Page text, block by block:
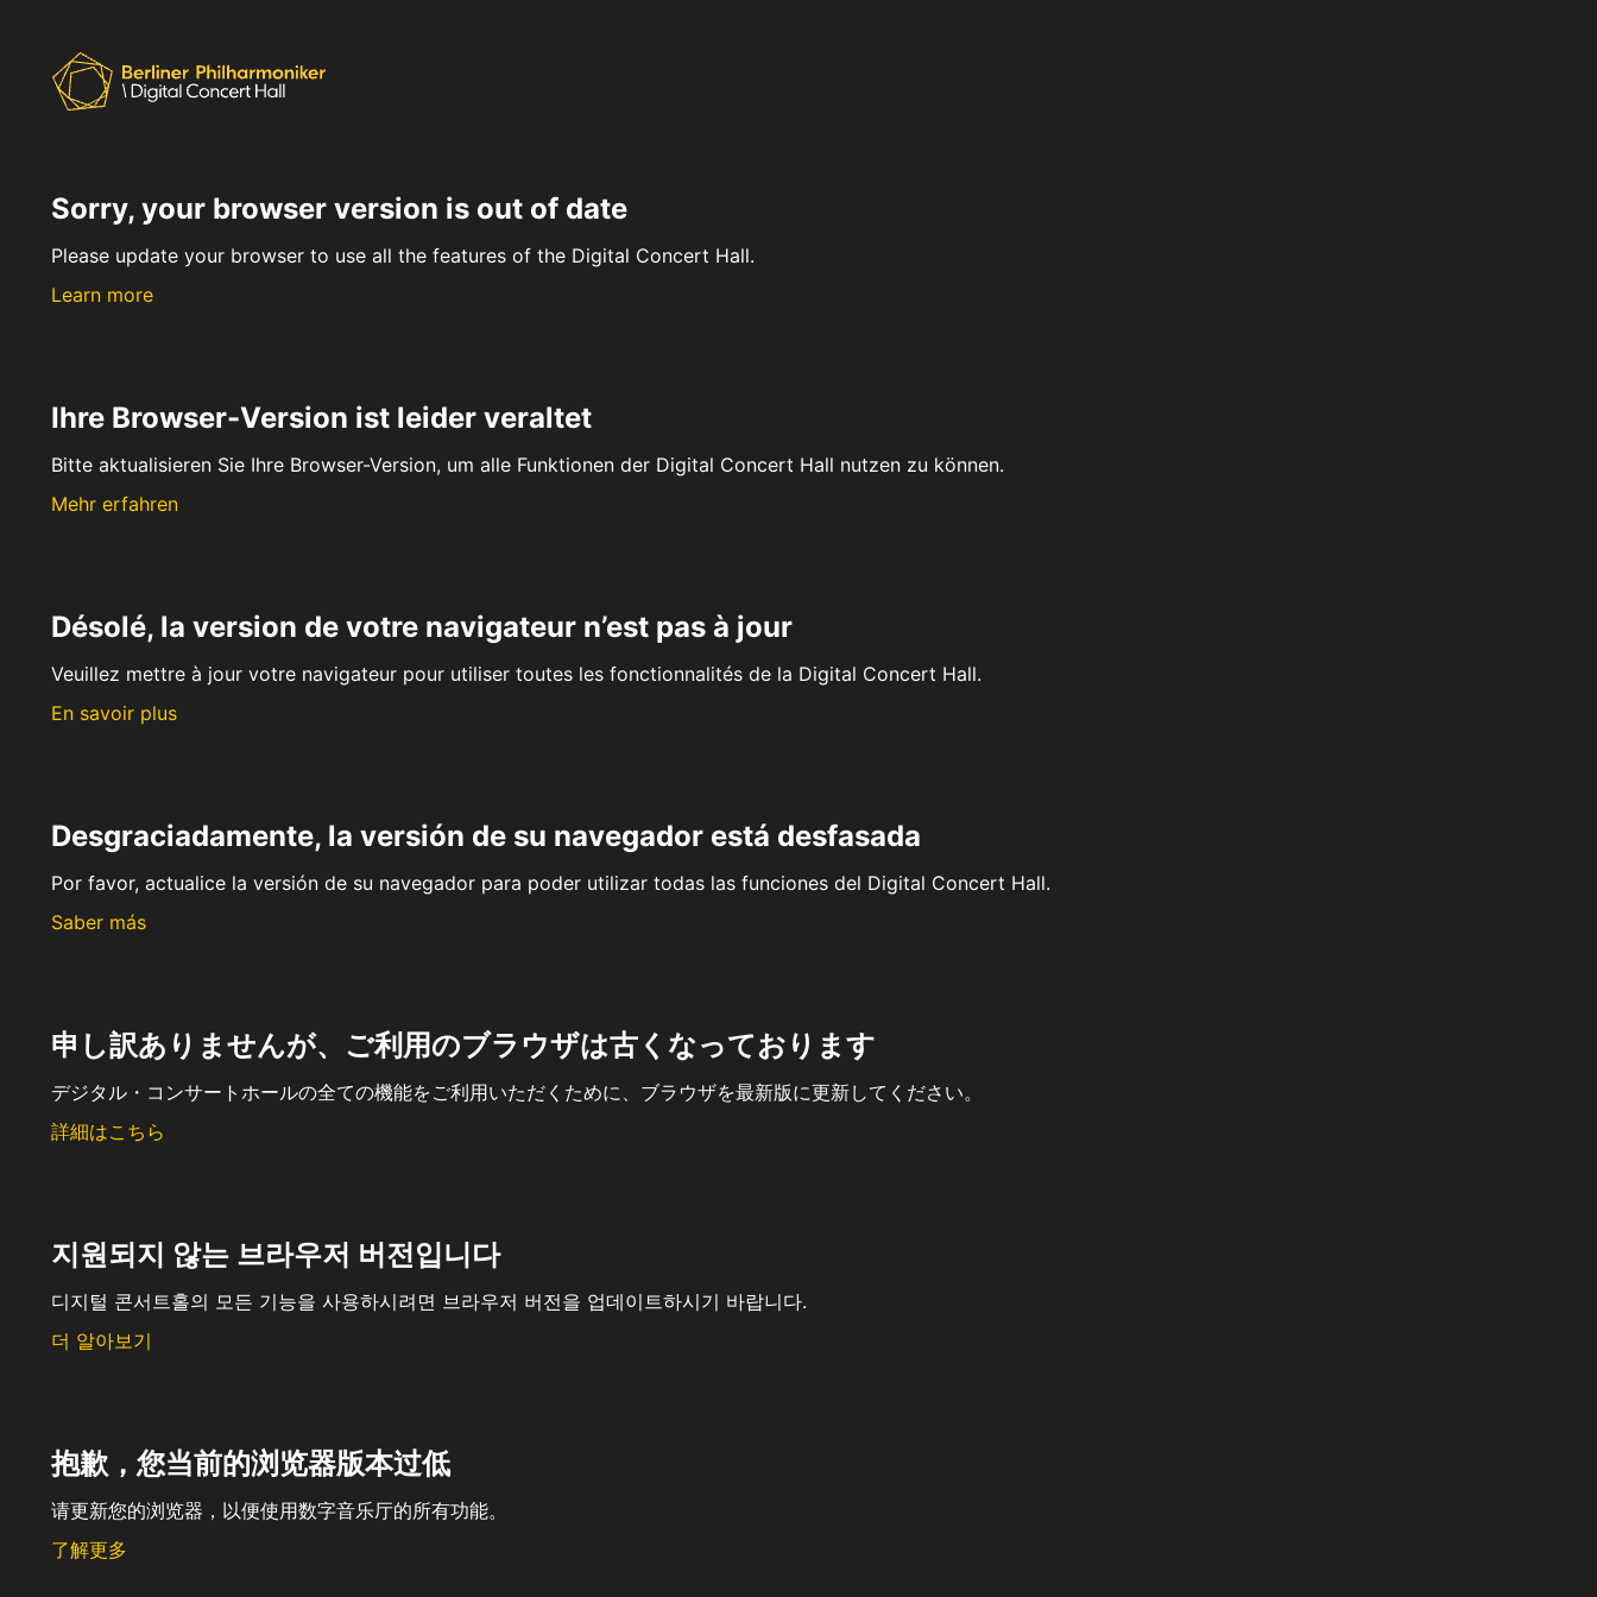
Sorry, your browser version is out of date
Please update your browser to use all the features of the Digital Concert Hall.
Learn more
Ihre Browser-Version ist leider veraltet
Bitte aktualisieren Sie Ihre Browser-Version, um alle Funktionen der Digital Concert Hall nutzen zu können.
Mehr erfahren
Désolé, la version de votre navigateur n’est pas à jour
Veuillez mettre à jour votre navigateur pour utiliser toutes les fonctionnalités de la Digital Concert Hall.
En savoir plus
Desgraciadamente, la versión de su navegador está desfasada
Por favor, actualice la versión de su navegador para poder utilizar todas las funciones del Digital Concert Hall.
Saber más
申し訳ありませんが、ご利用のブラウザは古くなっております
デジタル・コンサートホールの全ての機能をご利用いただくために、ブラウザを最新版に更新してください。
詳細はこちら
지원되지 않는 브라우저 버전입니다
디지털 콘서트홀의 모든 기능을 사용하시려면 브라우저 버전을 업데이트하시기 바랍니다.
더 알아보기
抱歉，您当前的浏览器版本过低
请更新您的浏览器，以便使用数字音乐厅的所有功能。
了解更多